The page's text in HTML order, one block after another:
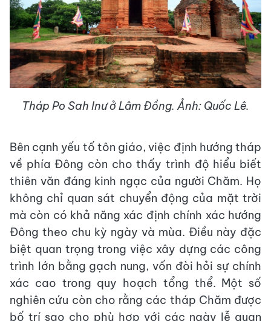
Tháp Po Sah Inư ở Lâm Đồng. Ảnh: Quốc Lê.
Bên cạnh yếu tố tôn giáo, việc định hướng tháp
về phía Đông còn cho thấy trình độ hiểu biết
thiên văn đáng kinh ngạc của người Chăm. Họ
không chỉ quan sát chuyển động của mặt trời
mà còn có khả năng xác định chính xác hướng
Đông theo chu kỳ ngày và mùa. Điều này đặc
biệt quan trọng trong việc xây dựng các công
trình lớn bằng gạch nung, vốn đòi hỏi sự chính
xác cao trong quy hoạch tổng thể. Một số
nghiên cứu còn cho rằng các tháp Chăm được
bố trí sao cho phù hợp với các ngày lễ quan